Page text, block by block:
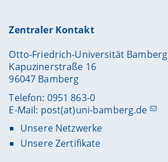
Zentraler Kontakt
Otto-Friedrich-Universität Bamberg
Kapuzinerstraße 16
96047 Bamberg
Telefon: 0951 863-0
E-Mail: post(at)uni-bamberg.de
Unsere Netzwerke
Unsere Zertifikate